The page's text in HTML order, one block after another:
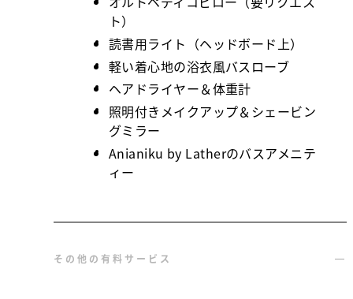
ト）
読書用ライト（ヘッドボード上）
軽い着心地の浴衣風バスローブ
ヘアドライヤー＆体重計
照明付きメイクアップ＆シェービン
グミラー
Anianiku by Latherのバスアメニテ
ィー
その他の有料サービス